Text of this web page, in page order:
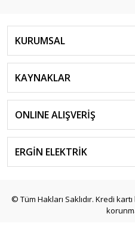
KURUMSAL
KAYNAKLAR
ONLINE ALIŞVERİŞ
ERGİN ELEKTRİK
© Tüm Hakları Saklıdır. Kredi